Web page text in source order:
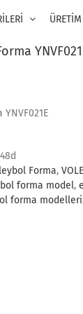
Forma,
forma model,
forma modelleri